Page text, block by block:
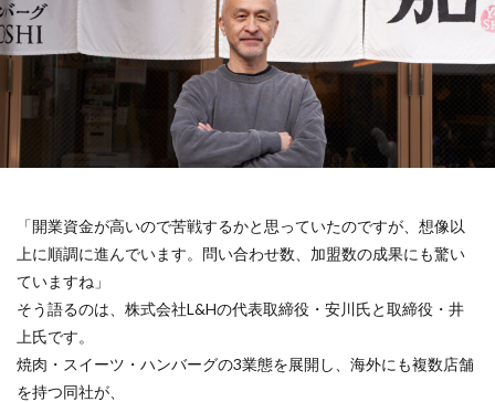
「開業資金が高いので苦戦するかと思っていたのですが、想像以
上に順調に進んでいます。問い合わせ数、加盟数の成果にも驚い
ていますね」
そう語るのは、株式会社L&Hの代表取締役・安川氏と取締役・井
上氏です。
焼肉・スイーツ・ハンバーグの3業態を展開し、海外にも複数店舗
を持つ同社が、